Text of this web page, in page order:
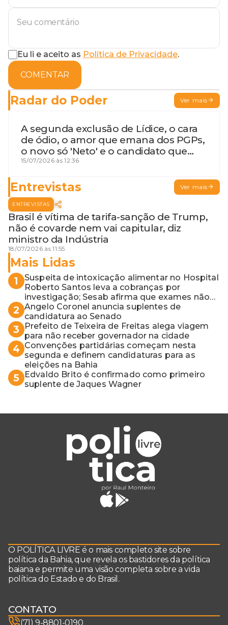
Eu li e aceito as Política de Privacidade.
COMENTAR
Radar do Poder Ver mais
A segunda exclusão de Lídice, o cara
de ódio, o amor que emana dos PGPs,
o novo só 'Neto' e o candidato que
geme
15/07/2026 às 12:36
Entrevistas Ver mais
ENTREVISTAS
Brasil é vítima de tarifa-sanção de Trump,
não é covarde nem vai capitular, diz
ministro da Indústria
18/07/2026 às 11:55
Mais Lidas
1
Suspeita de intoxicação alimentar no Hospital
Roberto Santos leva a cobranças por
investigação; Sesab afirma que exames não
apontaram contaminação
2 Angelo Coronel anuncia suplentes de
candidatura ao Senado
3
Prefeito de Teixeira de Freitas alega viagem
para não receber governador na cidade
4 Convenções partidárias começam nesta
segunda e definem candidaturas para as
eleições na Bahia
5
Edvaldo Brito é confirmado como primeiro
suplente de Jaques Wagner
O POLÍTICA LIVRE é o mais completo site sobre
política da Bahia, que revela os bastidores da política
baiana e permite uma visão completa sobre a vida
política do Estado e do Brasil.
CONTATO
(71) 9-8801-0190